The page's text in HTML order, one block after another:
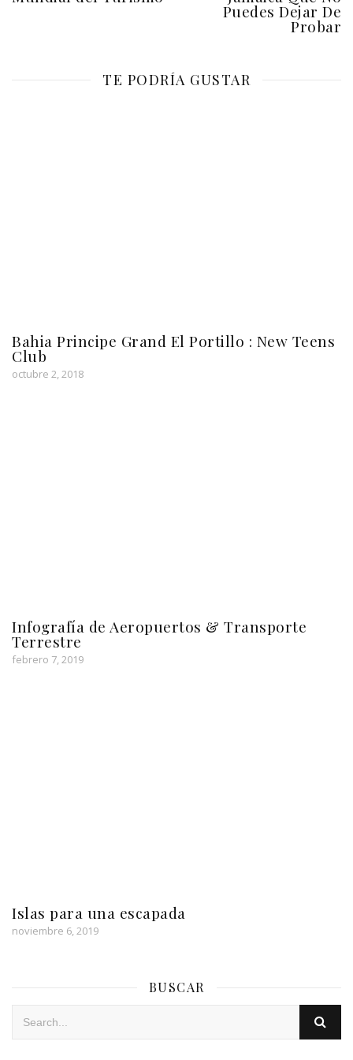
Puedes Dejar De
Probar
TE PODRÍA GUSTAR
Bahia Principe Grand El Portillo : New Teens
Club
octubre 2, 2018
Infografía de Aeropuertos & Transporte
Terrestre
febrero 7, 2019
Islas para una escapada
noviembre 6, 2019
BUSCAR